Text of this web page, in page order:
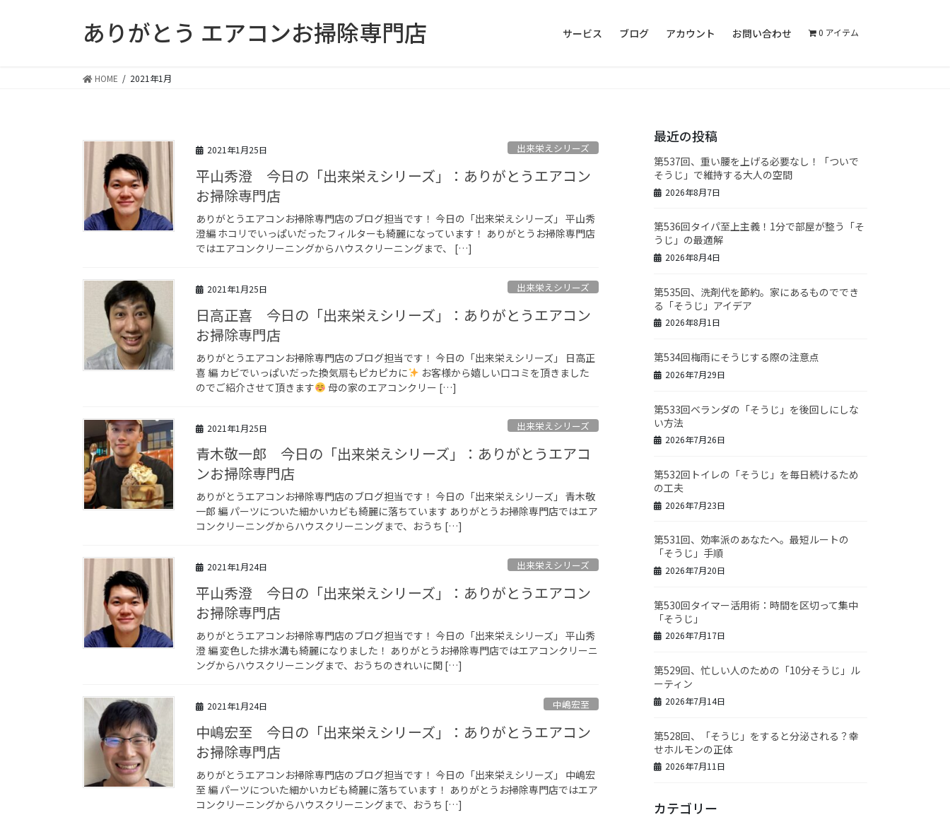
ありがとう エアコンお掃除専門店 サービス ブログ アカウント お問い合わせ 0 アイテム
HOME 2021年1月
2021年1月25日 出来栄えシリーズ
平山秀澄 今日の「出来栄えシリーズ」：ありがとうエアコン
お掃除専門店
ありがとうエアコンお掃除専門店のブログ担当です！ 今日の「出来栄えシリーズ」 平山秀
澄編 ホコリでいっぱいだったフィルターも綺麗になっています！ ありがとうお掃除専門店
ではエアコンクリーニングからハウスクリーニングまで、 […]
2021年1月25日 出来栄えシリーズ
日高正喜 今日の「出来栄えシリーズ」：ありがとうエアコン
お掃除専門店
ありがとうエアコンお掃除専門店のブログ担当です！ 今日の「出来栄えシリーズ」 日高正
喜 編 カビでいっぱいだった換気扇もピカピカに
お客様から嬉しい口コミを頂きました
のでご紹介させて頂きます
母の家のエアコンクリー […]
2021年1月25日 出来栄えシリーズ
青木敬一郎 今日の「出来栄えシリーズ」：ありがとうエアコ
ンお掃除専門店
ありがとうエアコンお掃除専門店のブログ担当です！ 今日の「出来栄えシリーズ」 青木敬
一郎 編 パーツについた細かいカビも綺麗に落ちています ありがとうお掃除専門店ではエア
コンクリーニングからハウスクリーニングまで、おうち […]
2021年1月24日 出来栄えシリーズ
平山秀澄 今日の「出来栄えシリーズ」：ありがとうエアコン
お掃除専門店
ありがとうエアコンお掃除専門店のブログ担当です！ 今日の「出来栄えシリーズ」 平山秀
澄 編 変色した排水溝も綺麗になりました！ ありがとうお掃除専門店ではエアコンクリーニ
ングからハウスクリーニングまで、おうちのきれいに関 […]
2021年1月24日 中嶋宏至
中嶋宏至 今日の「出来栄えシリーズ」：ありがとうエアコン
お掃除専門店
ありがとうエアコンお掃除専門店のブログ担当です！ 今日の「出来栄えシリーズ」 中嶋宏
至 編 パーツについた細かいカビも綺麗に落ちています！ ありがとうお掃除専門店ではエア
コンクリーニングからハウスクリーニングまで、おうち […]
最近の投稿
第537回、重い腰を上げる必要なし！「ついで
そうじ」で維持する大人の空間
2026年8月7日
第536回タイパ至上主義！1分で部屋が整う「そ
うじ」の最適解
2026年8月4日
第535回、洗剤代を節約。家にあるものででき
る「そうじ」アイデア
2026年8月1日
第534回梅雨にそうじする際の注意点
2026年7月29日
第533回ベランダの「そうじ」を後回しにしな
い方法
2026年7月26日
第532回トイレの「そうじ」を毎日続けるため
の工夫
2026年7月23日
第531回、効率派のあなたへ。最短ルートの
「そうじ」手順
2026年7月20日
第530回タイマー活用術：時間を区切って集中
「そうじ」
2026年7月17日
第529回、忙しい人のための「10分そうじ」ル
ーティン
2026年7月14日
第528回、「そうじ」をすると分泌される？幸
せホルモンの正体
2026年7月11日
カテゴリー